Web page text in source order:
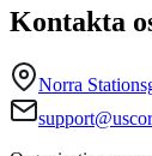
Kontakta
Norra